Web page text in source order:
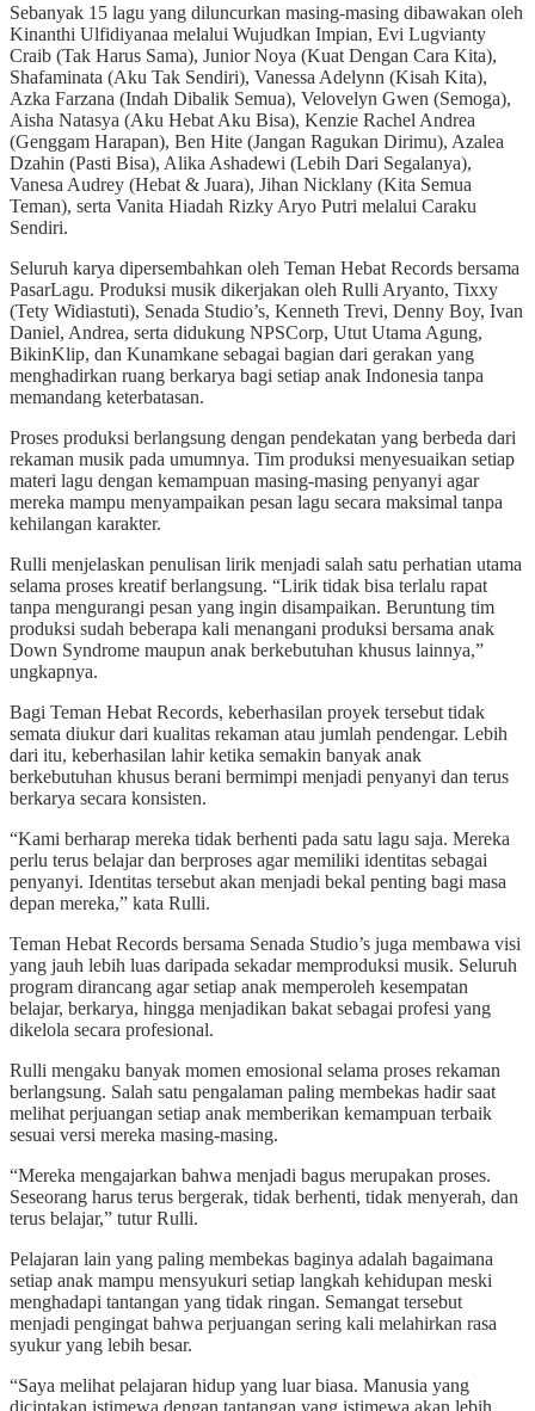
Sebanyak 15 lagu yang diluncurkan masing-masing dibawakan oleh
Kinanthi Ulfidiyanaa melalui Wujudkan Impian, Evi Lugvianty
Craib (Tak Harus Sama), Junior Noya (Kuat Dengan Cara Kita),
Shafaminata (Aku Tak Sendiri), Vanessa Adelynn (Kisah Kita),
Azka Farzana (Indah Dibalik Semua), Velovelyn Gwen (Semoga),
Aisha Natasya (Aku Hebat Aku Bisa), Kenzie Rachel Andrea
(Genggam Harapan), Ben Hite (Jangan Ragukan Dirimu), Azalea
Dzahin (Pasti Bisa), Alika Ashadewi (Lebih Dari Segalanya),
Vanesa Audrey (Hebat & Juara), Jihan Nicklany (Kita Semua
Teman), serta Vanita Hiadah Rizky Aryo Putri melalui Caraku
Sendiri.
Seluruh karya dipersembahkan oleh Teman Hebat Records bersama
PasarLagu. Produksi musik dikerjakan oleh Rulli Aryanto, Tixxy
(Tety Widiastuti), Senada Studio’s, Kenneth Trevi, Denny Boy, Ivan
Daniel, Andrea, serta didukung NPSCorp, Utut Utama Agung,
BikinKlip, dan Kunamkane sebagai bagian dari gerakan yang
menghadirkan ruang berkarya bagi setiap anak Indonesia tanpa
memandang keterbatasan.
Proses produksi berlangsung dengan pendekatan yang berbeda dari
rekaman musik pada umumnya. Tim produksi menyesuaikan setiap
materi lagu dengan kemampuan masing-masing penyanyi agar
mereka mampu menyampaikan pesan lagu secara maksimal tanpa
kehilangan karakter.
Rulli menjelaskan penulisan lirik menjadi salah satu perhatian utama
selama proses kreatif berlangsung. “Lirik tidak bisa terlalu rapat
tanpa mengurangi pesan yang ingin disampaikan. Beruntung tim
produksi sudah beberapa kali menangani produksi bersama anak
Down Syndrome maupun anak berkebutuhan khusus lainnya,”
ungkapnya.
Bagi Teman Hebat Records, keberhasilan proyek tersebut tidak
semata diukur dari kualitas rekaman atau jumlah pendengar. Lebih
dari itu, keberhasilan lahir ketika semakin banyak anak
berkebutuhan khusus berani bermimpi menjadi penyanyi dan terus
berkarya secara konsisten.
“Kami berharap mereka tidak berhenti pada satu lagu saja. Mereka
perlu terus belajar dan berproses agar memiliki identitas sebagai
penyanyi. Identitas tersebut akan menjadi bekal penting bagi masa
depan mereka,” kata Rulli.
Teman Hebat Records bersama Senada Studio’s juga membawa visi
yang jauh lebih luas daripada sekadar memproduksi musik. Seluruh
program dirancang agar setiap anak memperoleh kesempatan
belajar, berkarya, hingga menjadikan bakat sebagai profesi yang
dikelola secara profesional.
Rulli mengaku banyak momen emosional selama proses rekaman
berlangsung. Salah satu pengalaman paling membekas hadir saat
melihat perjuangan setiap anak memberikan kemampuan terbaik
sesuai versi mereka masing-masing.
“Mereka mengajarkan bahwa menjadi bagus merupakan proses.
Seseorang harus terus bergerak, tidak berhenti, tidak menyerah, dan
terus belajar,” tutur Rulli.
Pelajaran lain yang paling membekas baginya adalah bagaimana
setiap anak mampu mensyukuri setiap langkah kehidupan meski
menghadapi tantangan yang tidak ringan. Semangat tersebut
menjadi pengingat bahwa perjuangan sering kali melahirkan rasa
syukur yang lebih besar.
“Saya melihat pelajaran hidup yang luar biasa. Manusia yang
diciptakan istimewa dengan tantangan yang istimewa akan lebih